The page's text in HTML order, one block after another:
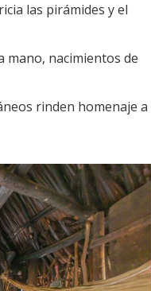
las pirámides y el
mano, nacimientos de
rinden homenaje a